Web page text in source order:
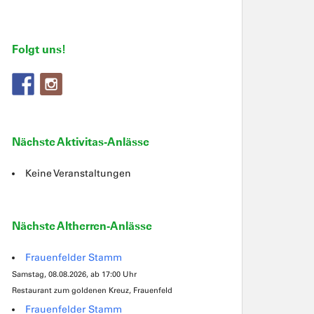
Folgt uns!
Nächste Aktivitas-Anlässe
Keine Veranstaltungen
Nächste Altherren-Anlässe
Frauenfelder Stamm
Samstag, 08.08.2026, ab 17:00 Uhr
Restaurant zum goldenen Kreuz, Frauenfeld
Frauenfelder Stamm